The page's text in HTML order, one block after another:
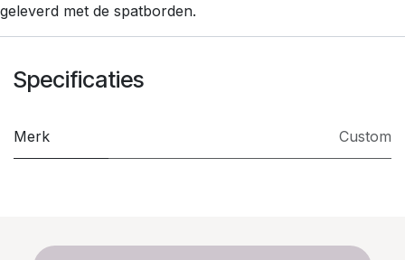
geleverd met de spatborden.
Specificaties
Merk Custom